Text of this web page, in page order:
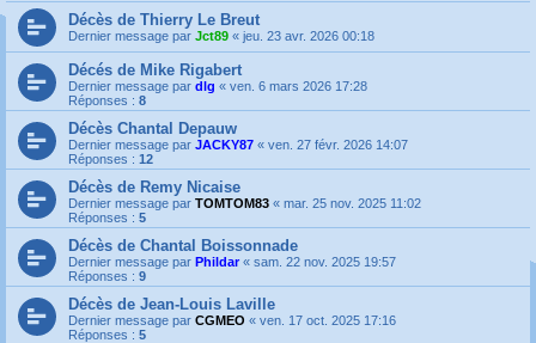
Décès de Thierry Le Breut
Dernier message par Jct89 « jeu. 23 avr. 2026 00:18
Décés de Mike Rigabert
Dernier message par dlg « ven. 6 mars 2026 17:28
Réponses : 8
Décès Chantal Depauw
Dernier message par JACKY87 « ven. 27 févr. 2026 14:07
Réponses : 12
Décès de Remy Nicaise
Dernier message par TOMTOM83 « mar. 25 nov. 2025 11:02
Réponses : 5
Décès de Chantal Boissonnade
Dernier message par Phildar « sam. 22 nov. 2025 19:57
Réponses : 9
Décès de Jean-Louis Laville
Dernier message par CGMEO « ven. 17 oct. 2025 17:16
Réponses : 5